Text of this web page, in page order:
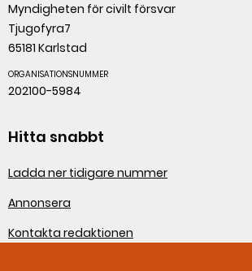
Myndigheten för civilt försvar
Tjugofyra7
65181 Karlstad
ORGANISATIONSNUMMER
202100-5984
Hitta snabbt
Ladda ner tidigare nummer
Annonsera
Kontakta redaktionen